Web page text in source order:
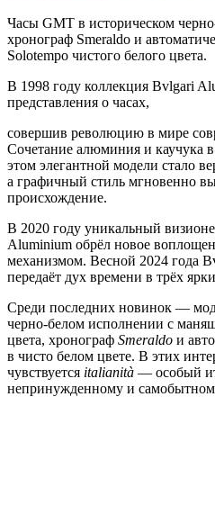
Часы GMT в историческом
хронограф Smeraldo и
Solotempo чистого белого цвета.
В 1998 году коллекция Bvlgari
представления о часах,
совершив революцию в мире
Сочетание алюминия и каучука
этом элегантной модели стало
а графичный стиль мгновенно
происхождение.
В 2020 году уникальный
Aluminium обрёл новое
механизмом. Весной 2024 года
передаёт дух времени в трёх
Среди последних новинок —
черно-белом исполнении с
цвета, хронограф Smeraldo и
в чисто белом цвете. В этих
чувствуется italianità — особый
непринужденному и